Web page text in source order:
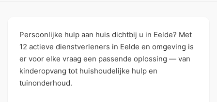
Persoonlijke hulp aan huis dichtbij u in Eelde? Met
12 actieve dienstverleners in Eelde en omgeving is
er voor elke vraag een passende oplossing — van
kinderopvang tot huishoudelijke hulp en
tuinonderhoud.